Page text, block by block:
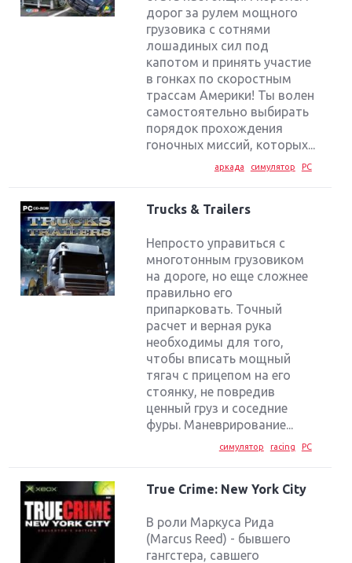
дорог за рулем мощного
грузовика с сотнями
лошадиных сил под
капотом и принять участие
в гонках по скоростным
трассам Америки! Ты волен
самостоятельно выбирать
порядок прохождения
гоночных миссий, которых...
аркада симулятор PC
Trucks & Trailers
Непросто управиться с
многотонным грузовиком
на дороге, но еще сложнее
правильно его
припарковать. Точный
расчет и верная рука
необходимы для того,
чтобы вписать мощный
тягач с прицепом на его
стоянку, не повредив
ценный груз и соседние
фуры. Маневрирование...
симулятор racing PC
True Crime: New York City
В роли Маркуса Рида
(Marcus Reed) - бывшего
гангстера, савшего